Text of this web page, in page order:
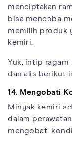
menciptakan
bisa mencoba
memilih produk
kemiri.
Yuk, intip
dan alis berikut
14. Mengobati
Minyak kemiri
dalam
mengobati